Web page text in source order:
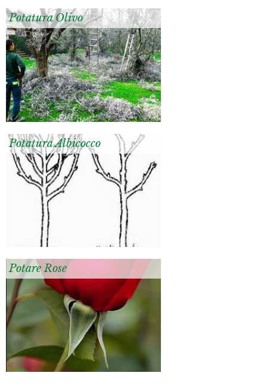
Potatura Olivo
Potatura Albicocco
Potare Rose